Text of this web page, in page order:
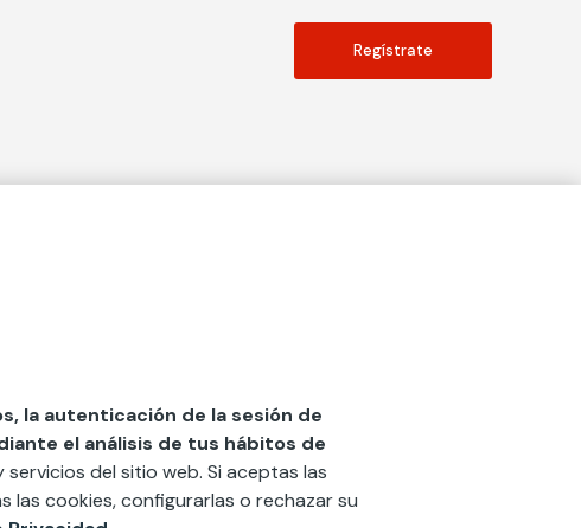
Regístrate
Centro de Documentación
Red Ibérica Fundación Mapfre
la autenticación de la sesión de
el análisis de tus hábitos de
del sitio web. Si aceptas las
cookies, configurarlas o rechazar su